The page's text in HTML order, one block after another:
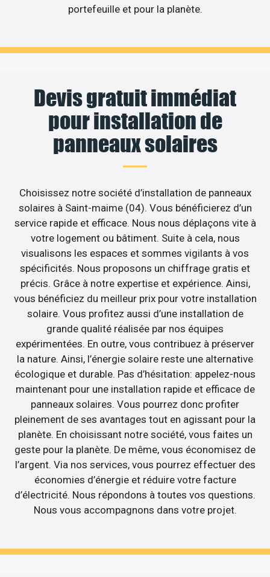
portefeuille et pour la planète.
Devis gratuit immédiat
pour installation de
panneaux solaires
Choisissez notre société d’installation de panneaux
solaires à Saint-maime (04). Vous bénéficierez d’un
service rapide et efficace. Nous nous déplaçons vite à
votre logement ou bâtiment. Suite à cela, nous
visualisons les espaces et sommes vigilants à vos
spécificités. Nous proposons un chiffrage gratis et
précis. Grâce à notre expertise et expérience. Ainsi,
vous bénéficiez du meilleur prix pour votre installation
solaire. Vous profitez aussi d’une installation de
grande qualité réalisée par nos équipes
expérimentées. En outre, vous contribuez à préserver
la nature. Ainsi, l’énergie solaire reste une alternative
écologique et durable. Pas d’hésitation: appelez-nous
maintenant pour une installation rapide et efficace de
panneaux solaires. Vous pourrez donc profiter
pleinement de ses avantages tout en agissant pour la
planète. En choisissant notre société, vous faites un
geste pour la planète. De même, vous économisez de
l’argent. Via nos services, vous pourrez effectuer des
économies d’énergie et réduire votre facture
d’électricité. Nous répondons à toutes vos questions.
Nous vous accompagnons dans votre projet.